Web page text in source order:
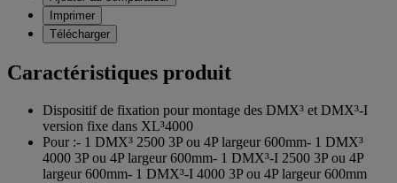
Imprimer
Télécharger
Caractéristiques produit
Dispositif de fixation pour montage des DMX³ et DMX³-I
version fixe dans XL³4000
Pour :- 1 DMX³ 2500 3P ou 4P largeur 600mm- 1 DMX³
4000 3P ou 4P largeur 600mm- 1 DMX³-I 2500 3P ou 4P
largeur 600mm- 1 DMX³-I 4000 3P ou 4P largeur 600mm